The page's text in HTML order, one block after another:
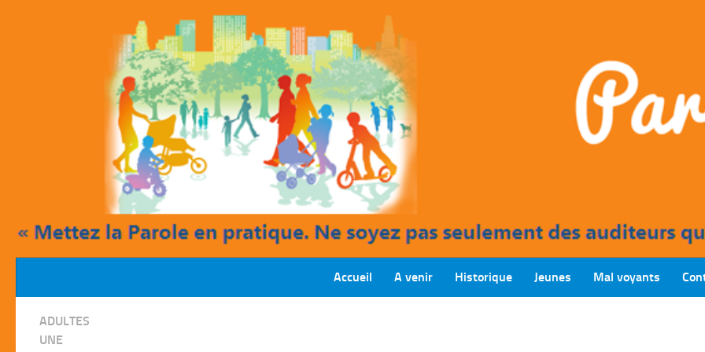
Accueil A venir Historique Jeunes Mal voyants
ADULTES
UNE